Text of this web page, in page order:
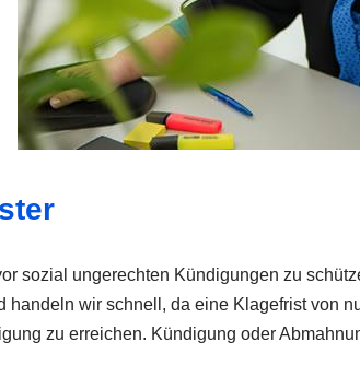
sozial ungerechten Kündigungen zu
wir schnell, da eine Klagefrist von
zu erreichen. Kündigung oder